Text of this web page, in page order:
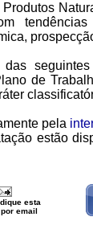
de
pela
estão
esta
email